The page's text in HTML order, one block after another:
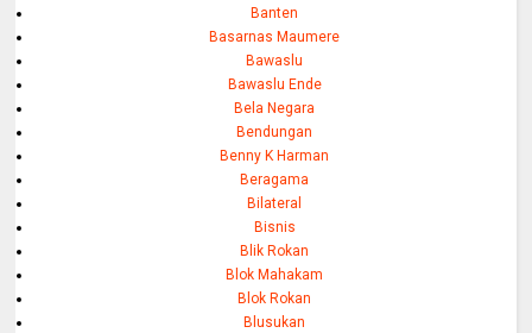
Banten
Basarnas Maumere
Bawaslu
Bawaslu Ende
Bela Negara
Bendungan
Benny K Harman
Beragama
Bilateral
Bisnis
Blik Rokan
Blok Mahakam
Blok Rokan
Blusukan